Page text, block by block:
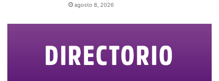
agosto 8, 2026